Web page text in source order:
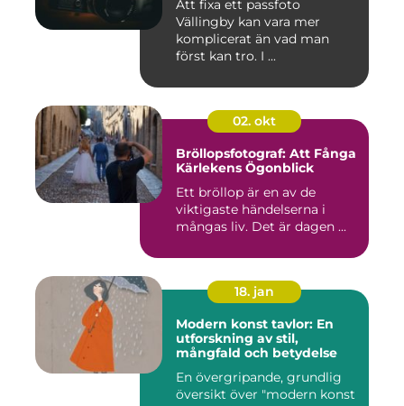
Att fixa ett passfoto
Vällingby kan vara mer
komplicerat än vad man
först kan tro. I ...
02. okt
Bröllopsfotograf: Att Fånga
Kärlekens Ögonblick
Ett bröllop är en av de
viktigaste händelserna i
mångas liv. Det är dagen ...
18. jan
Modern konst tavlor: En
utforskning av stil,
mångfald och betydelse
En övergripande, grundlig
översikt över "modern konst